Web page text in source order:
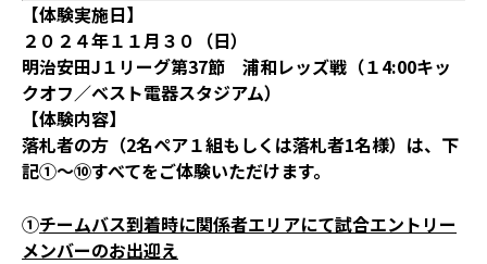
【体験実施日】
２０２４年１１月３０（日）
明治安田J１リーグ第37節 浦和レッズ戦（１4:00キッ
クオフ／ベスト電器スタジアム）
【体験内容】
落札者の方（2名ペア１組もしくは落札者1名様）は、下
記①～⑩すべてをご体験いただけます。
①チームバス到着時に関係者エリアにて試合エントリー
メンバーのお出迎え